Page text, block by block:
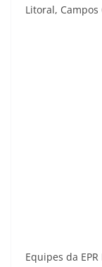
Litoral,
Equipes da